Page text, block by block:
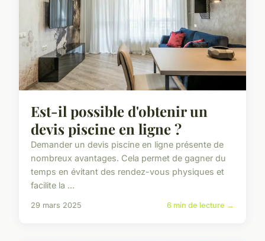
Est-il possible d'obtenir un
devis piscine en ligne ?
Demander un devis piscine en ligne présente de
nombreux avantages. Cela permet de gagner du
temps en évitant des rendez-vous physiques et
facilite la ...
29 mars 2025 6 min de lecture →